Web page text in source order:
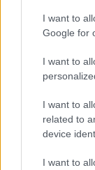
I want to
Google for
I want to
I want to
related to
device
I want to
Alpha Bank: Για
ΕΤΙΚΕΤΕΣ Volvo